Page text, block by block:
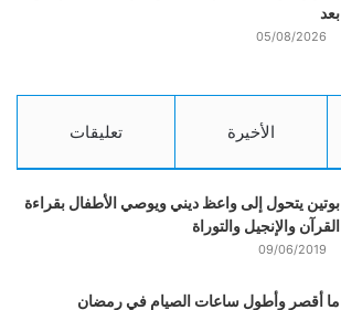
بعد
05/08/2026
الأخيرة تعليقات
بوتين يتحول إلى واعظ ديني ويوصي الأطفال بقراءة
القرآن والإنجيل والتوراة
09/06/2019
ما أقصر وأطول ساعات الصيام في رمضان